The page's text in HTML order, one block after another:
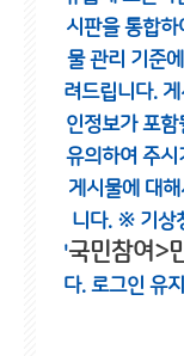
시판을 통합
물 관리 기준
려드립니다.
인정보가 포함
유의하여 주시
게시물에 대
니다. ※ 기상
'국민참여>
다. 로그인 유